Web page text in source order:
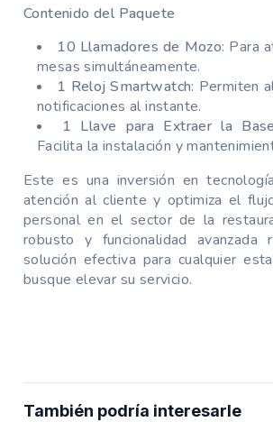
Contenido del Paquete
10 Llamadores de Mozo: Para
mesas simultáneamente.
1 Reloj Smartwatch: Permiten
notificaciones al instante.
1 Llave para Extraer la
Facilita la instalación y
Este es una inversión en
atención al cliente y optimiza el
personal en el sector de la
robusto y funcionalidad avanzada
solución efectiva para cualquier
busque elevar su servicio.
También podría interesarle